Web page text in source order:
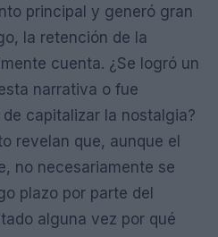
principal y generó gran
la retención de la
cuenta. ¿Se logró un
narrativa o fue
capitalizar la nostalgia?
revelan que, aunque el
no necesariamente se
plazo por parte del
alguna vez por qué